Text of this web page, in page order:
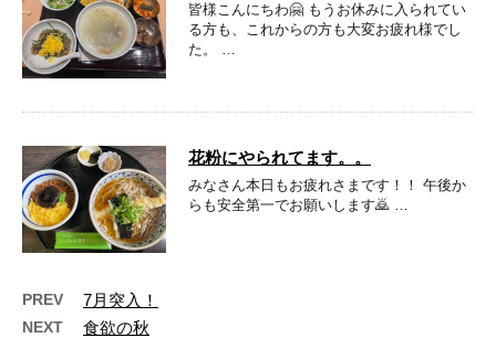
皆様こんにちわ🤗 もうお休みに入られてい
る方も、これからの方も大変お疲れ様でし
た。 …
花粉にやられてます。。
みなさん本日もお疲れさまです！！ 午後か
らも安全第一でお願いします🙇‍ …
PREV 7月突入！
NEXT 食欲の秋